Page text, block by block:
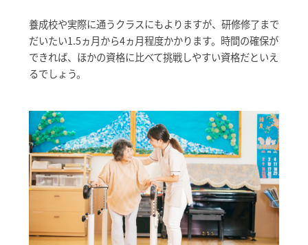
養成校や実際に通うクラスにもよりますが、研修修了まで
だいたい1.5ヵ月から4ヵ月程度かかります。時間の確保が
できれば、ほかの資格に比べて挑戦しやすい資格だといえ
るでしょう。